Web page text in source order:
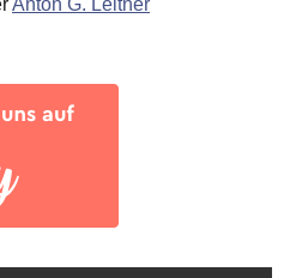
Anton G. Leitner